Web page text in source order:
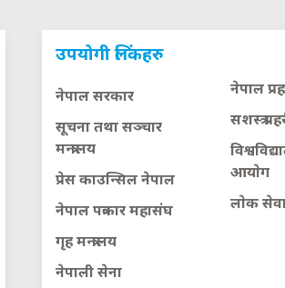
उपयोगी लिंकहरु
नेपाल सरकार
सूचना तथा सञ्चार
मन्त्रालय
प्रेस काउन्सिल नेपाल
नेपाल पत्रकार महासंघ
गृह मन्त्रालय
नेपाली सेना
नेपाल
सशस्त्र
आयाेग
लाेक